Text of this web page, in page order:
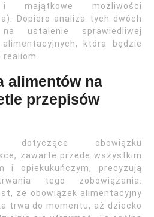
majątkowe możliwości
Dopiero analiza tych dwóch
ustalenie sprawiedliwej
która będzie
alimentów na
przepisów
dotyczące obowiązku
zawarte przede wszystkim
i opiekukuńczym, precyzują
tego zobowiązania.
że obowiązek alimentacyjny
trwa do momentu, aż dziecko